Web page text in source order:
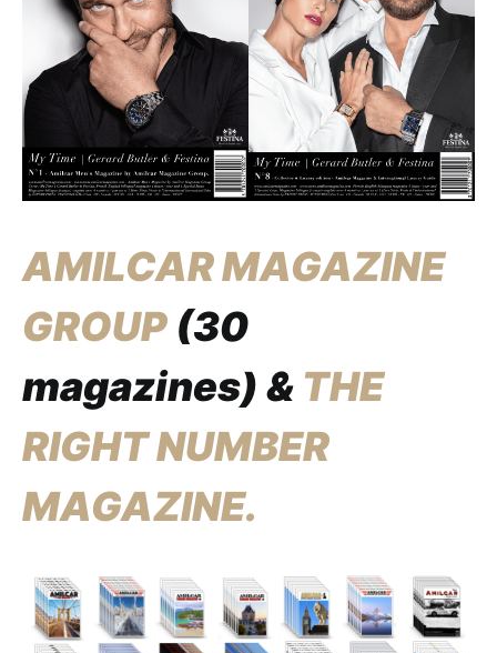
AMILCAR MAGAZINE
GROUP (30
magazines) & THE
RIGHT NUMBER
MAGAZINE.